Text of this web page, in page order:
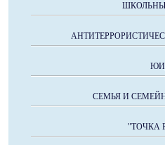
СЕМЬЯ И
"ТОЧКА